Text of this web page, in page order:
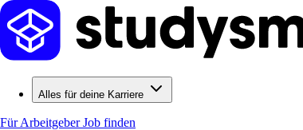
Alles für deine Karriere
Für ArbeitgeberJob finden